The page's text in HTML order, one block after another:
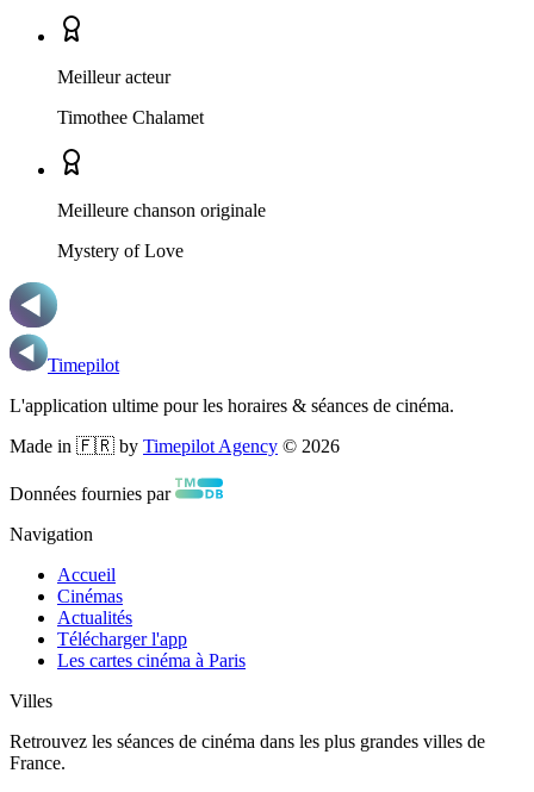
Meilleur acteur
Timothee Chalamet
Meilleure chanson originale
Mystery of Love
Timepilot
L'application ultime pour les horaires & séances de cinéma.
Made in 🇫🇷 by Timepilot Agency © 2026
Données fournies par
Navigation
Accueil
Cinémas
Actualités
Télécharger l'app
Les cartes cinéma à Paris
Villes
Retrouvez les séances de cinéma dans les plus grandes villes de
France.